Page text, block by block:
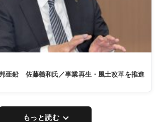
亜鉛 佐藤義和氏／事業再生・風土改革を推進
もっと読む